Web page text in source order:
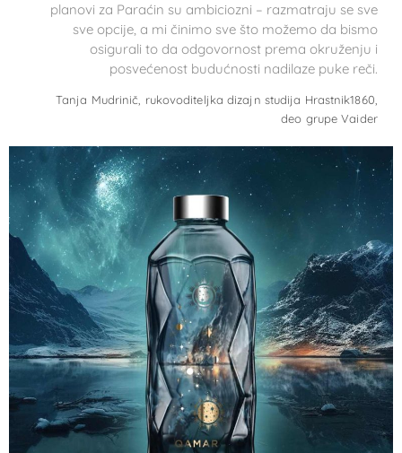
planovi za Paraćin su ambiciozni – razmatraju se sve
sve opcije, a mi činimo sve što možemo da bismo
osigurali to da odgovornost prema okruženju i
posvećenost budućnosti nadilaze puke reči.
Tanja Mudrinič, rukovoditeljka dizajn studija Hrastnik1860,
deo grupe Vaider